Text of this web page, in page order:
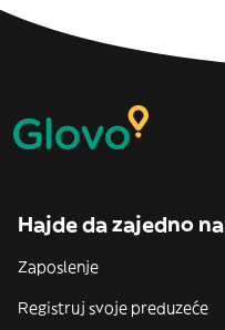
Hajde da zajedno
Zaposlenje
Registruj svoje preduzeće